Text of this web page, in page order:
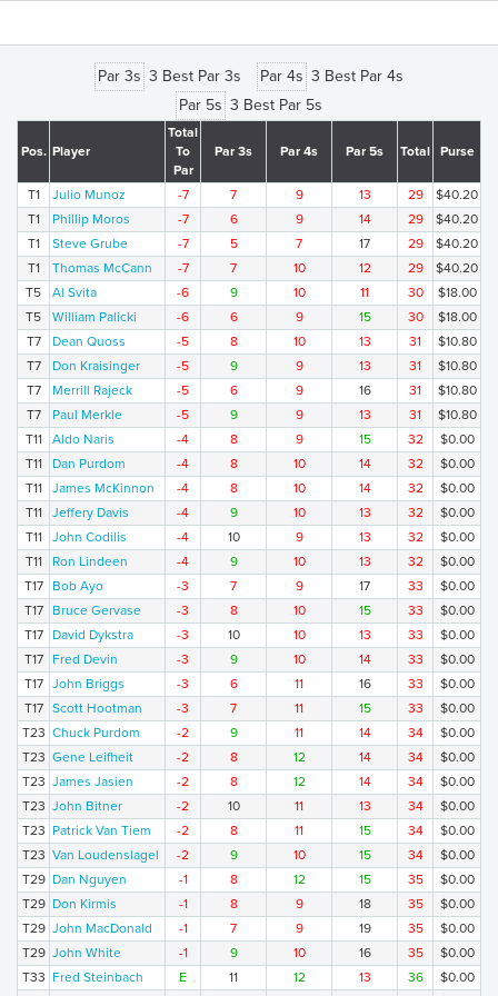
Par 3s 3 Best Par 3s Par 4s 3 Best Par 4s
Par 5s 3 Best Par 5s
Pos. Player
Total
To
Par
Par 3s Par 4s Par 5s Total Purse
T1 Julio Munoz -7 7 9 13 29
$40.20
T1
Phillip Moros -7 6 9 14 29
$40.20
T1
Steve Grube -7 5 7 17 29
$40.20
T1
Thomas McCann -7 7 10 12 29
$40.20
T5
Al Svita -6 9 10 11 30
$18.00
T5
William Palicki -6 6 9 15 30
$18.00
T7
Dean Quoss -5 8 10 13 31
$10.80
T7
Don Kraisinger -5 9 9 13 31
$10.80
T7
Merrill Rajeck -5 6 9 16 31
$10.80
T7
Paul Merkle -5 9 9 13 31
$10.80
T11
Aldo Naris -4 8 9 15 32
$0.00
T11
Dan Purdom -4 8 10 14 32
$0.00
T11
James McKinnon -4 8 10 14 32
$0.00
T11
Jeffery Davis -4 9 10 13 32
$0.00
T11
John Codilis -4 10 9 13 32
$0.00
T11
Ron Lindeen -4 9 10 13 32
$0.00
T17
Bob Ayo -3 7 9 17 33
$0.00
T17
Bruce Gervase -3 8 10 15 33
$0.00
T17
David Dykstra -3 10 10 13 33
$0.00
T17
Fred Devin -3 9 10 14 33
$0.00
T17
John Briggs -3 6 11 16 33
$0.00
T17
Scott Hootman -3 7 11 15 33
$0.00
T23 Chuck Purdom -2 9 11 14 34
$0.00
T23 Gene Leifheit -2 8 12 14 34
$0.00
T23 James Jasien -2 8 12 14 34
$0.00
T23 John Bitner -2 10 11 13 34
$0.00
T23 Patrick Van Tiem -2 8 11 15 34
$0.00
T23 Van Loudenslagel -2 9 10 15 34
$0.00
T29 Dan Nguyen -1 8 12 15 35
$0.00
T29 Don Kirmis -1 8 9 18 35
$0.00
T29 John MacDonald -1 7 9 19 35
$0.00
T29 John White -1 9 10 16 35
$0.00
T33 Fred Steinbach E 11 12 13 36
$0.00